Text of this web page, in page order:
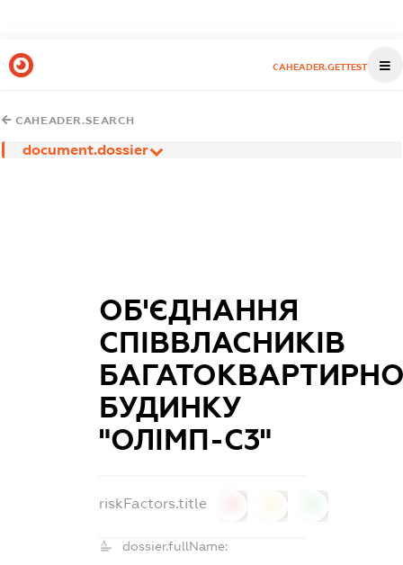
CAHEADER.GETTEST
CAHEADER.SEARCH
document.dossier
ОБ'ЄДНАННЯ
СПІВВЛАСНИКІВ
БУДИНКУ
"ОЛІМП-С3"
riskFactors.title
dossier.fullName: